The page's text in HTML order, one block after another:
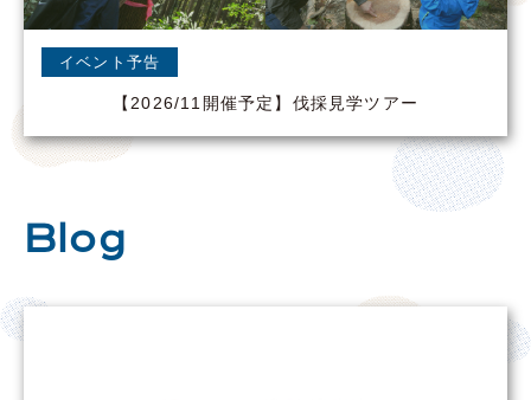
イベント予告
【2026/11開催予定】伐採見学ツアー
Blog